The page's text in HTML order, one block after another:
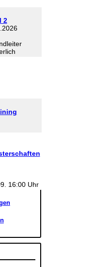
2
16:00 Uhr